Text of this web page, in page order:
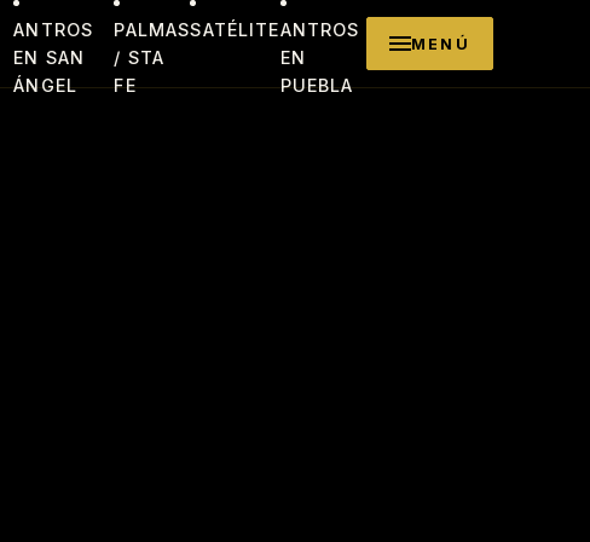
ANTROS
EN SAN
ÁNGEL
PALMAS
/ STA
FE
SATÉLITEANTROS
EN
PUEBLA
MENÚ